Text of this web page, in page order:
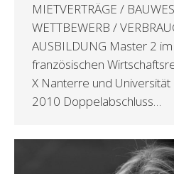
MIETVERTRÄGE /
WETTBEWERB /
AUSBILDUNG Master 2
französischen
X Nanterre und
2010 Doppelabschluss…